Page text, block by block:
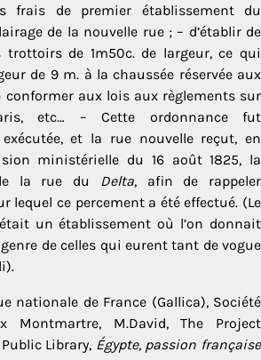
frais de premier établissement du
de la nouvelle rue ; – d’établir de
trottoirs de 1m50c. de largeur, ce qui
de 9 m. à la chaussée réservée aux
conformer aux lois aux règlements sur
etc… – Cette ordonnance fut
et la rue nouvelle reçut, en
ministérielle du 16 août 1825, la
la rue du Delta, afin de rappeler
lequel ce percement a été effectué. (Le
un établissement où l’on donnait
de celles qui eurent tant de vogue
nationale de France (Gallica), Société
Montmartre, M.David, The Project
Library, Égypte, passion française